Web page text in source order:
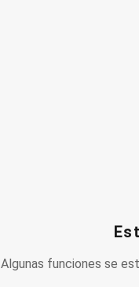
Algunas funciones se